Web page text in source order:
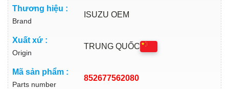
Thương hiệu :
Brand
ISUZU OEM
Xuất xứ :
Origin
TRUNG QUỐC
Mã sản phẩm :
Parts number
852677562080